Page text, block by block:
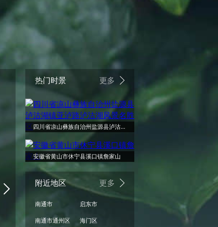
热门时景 更多
四川省凉山彝族自治州盐源县泸沽湖镇亚泸路泸沽湖风景名胜区
安徽省黄山市休宁县溪口镇詹家山
附近地区 更多
南通市
启东市
南通市通州区
海门区
周一 周二
小雨
32°
周三
小雨
33°
周四
小雨
32°
周五
阴